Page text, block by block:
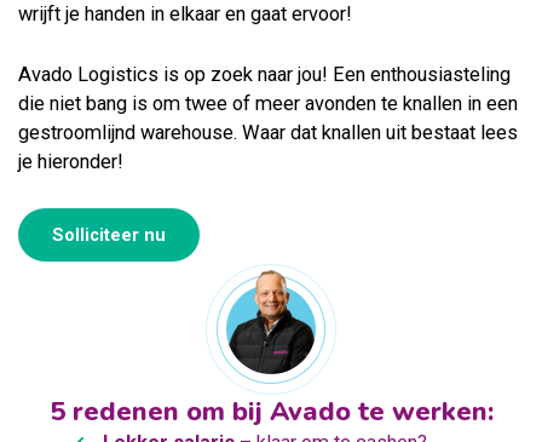
wrijft je handen in elkaar en gaat ervoor!
Avado Logistics is op zoek naar jou! Een enthousiasteling
die niet bang is om twee of meer avonden te knallen in een
gestroomlijnd warehouse. Waar dat knallen uit bestaat lees
je hieronder!
Solliciteer nu
5 redenen om bij Avado te werken: